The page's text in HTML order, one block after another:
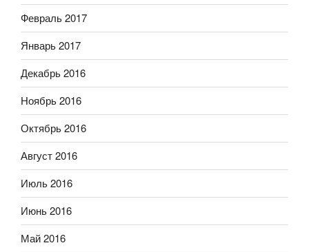
Февраль 2017
Январь 2017
Декабрь 2016
Ноябрь 2016
Октябрь 2016
Август 2016
Июль 2016
Июнь 2016
Май 2016